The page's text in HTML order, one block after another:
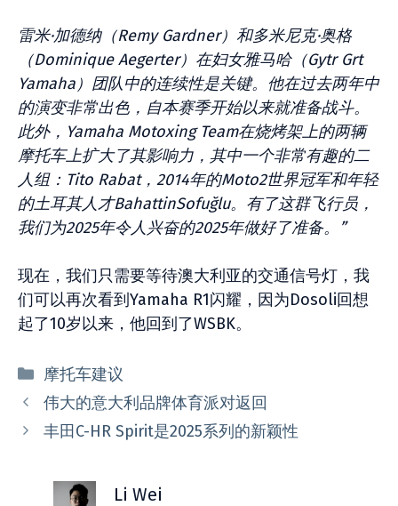
雷米·加德纳（Remy Gardner）和多米尼克·奥格
（Dominique Aegerter）在妇女雅马哈（Gytr Grt
Yamaha）团队中的连续性是关键。他在过去两年中
的演变非常出色，自本赛季开始以来就准备战斗。
此外，Yamaha Motoxing Team在烧烤架上的两辆
摩托车上扩大了其影响力，其中一个非常有趣的二
人组：Tito Rabat，2014年的Moto2世界冠军和年轻
的土耳其人才BahattinSofuğlu。有了这群飞行员，
我们为2025年令人兴奋的2025年做好了准备。”
现在，我们只需要等待澳大利亚的交通信号灯，我
们可以再次看到Yamaha R1闪耀，因为Dosoli回想
起了10岁以来，他回到了WSBK。
分
类
摩托车建议
伟大的意大利品牌体育派对返回
丰田C-HR Spirit是2025系列的新颖性
Li Wei